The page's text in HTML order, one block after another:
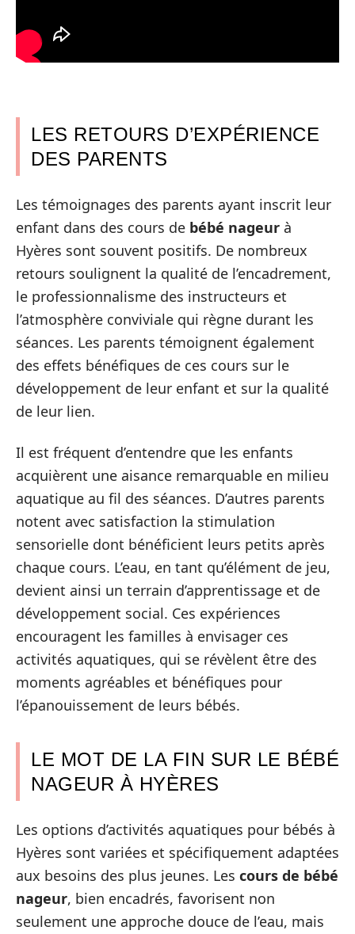
LES RETOURS D’EXPÉRIENCE
DES PARENTS
Les témoignages des parents ayant inscrit leur
enfant dans des cours de bébé nageur à
Hyères sont souvent positifs. De nombreux
retours soulignent la qualité de l’encadrement,
le professionnalisme des instructeurs et
l’atmosphère conviviale qui règne durant les
séances. Les parents témoignent également
des effets bénéfiques de ces cours sur le
développement de leur enfant et sur la qualité
de leur lien.
Il est fréquent d’entendre que les enfants
acquièrent une aisance remarquable en milieu
aquatique au fil des séances. D’autres parents
notent avec satisfaction la stimulation
sensorielle dont bénéficient leurs petits après
chaque cours. L’eau, en tant qu’élément de jeu,
devient ainsi un terrain d’apprentissage et de
développement social. Ces expériences
encouragent les familles à envisager ces
activités aquatiques, qui se révèlent être des
moments agréables et bénéfiques pour
l’épanouissement de leurs bébés.
LE MOT DE LA FIN SUR LE BÉBÉ
NAGEUR À HYÈRES
Les options d’activités aquatiques pour bébés à
Hyères sont variées et spécifiquement adaptées
aux besoins des plus jeunes. Les cours de bébé
nageur, bien encadrés, favorisent non
seulement une approche douce de l’eau, mais